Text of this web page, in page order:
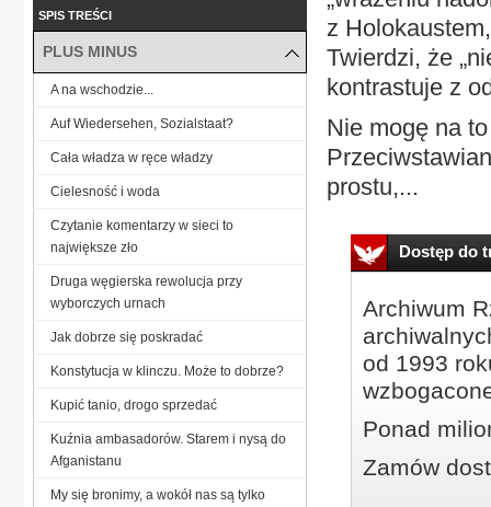
z
Twierdzi, że
kontrastuje z
Nie mogę na
prostu,...
Dostęp do
Archiwum
od 1993
Ponad
Zamów
SPIS TREŚCI
PLUS MINUS
A na wschodzie...
Auf Wiedersehen, Sozialstaat?
Cała władza w ręce władzy
Cielesność i woda
Czytanie komentarzy w sieci to
największe zło
Druga węgierska rewolucja przy
wyborczych urnach
Jak dobrze się poskradać
Konstytucja w klinczu. Może to dobrze?
Kupić tanio, drogo sprzedać
Kuźnia ambasadorów. Starem i nysą do
Afganistanu
My się bronimy, a wokół nas są tylko